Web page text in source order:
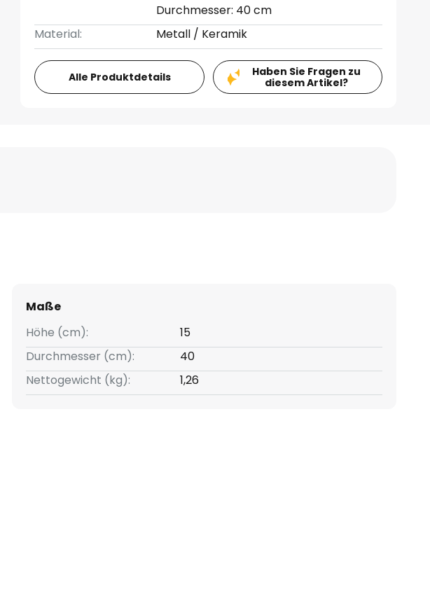
Durchmesser: 40 cm
Material:
Metall / Keramik
Alle Produktdetails
Haben Sie Fragen zu
diesem Artikel?
Maße
Höhe (cm):
15
Durchmesser (cm):
40
Nettogewicht (kg):
1,26